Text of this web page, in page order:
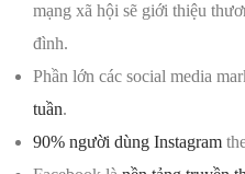
mạng xã hội sẽ giới thiệu
đình.
Phần lớn các social media
tuần.
90% người dùng Instagram